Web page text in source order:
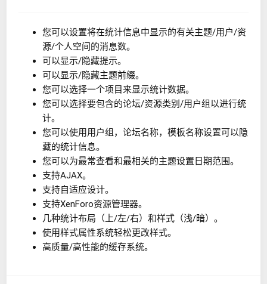
您可以设置将在统计信息中显示的有关主题/用户/资
源/个人空间的消息数。
可以显示/隐藏提示。
可以显示/隐藏主题前缀。
您可以选择一个项目来显示统计数据。
您可以选择要包含的论坛/资源类别/用户组以进行统
计。
您可以使用用户组，论坛名称，模板名称设置可以隐
藏的统计信息。
您可以为最常查看和最相关的主题设置日期范围。
支持AJAX。
支持自适应设计。
支持XenForo资源管理器。
几种统计布局（上/左/右）和样式（浅/暗）。
使用样式属性系统轻松更改样式。
高质量/高性能的缓存系统。